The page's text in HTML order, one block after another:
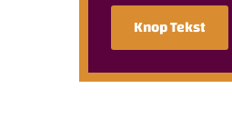
Knop Tekst